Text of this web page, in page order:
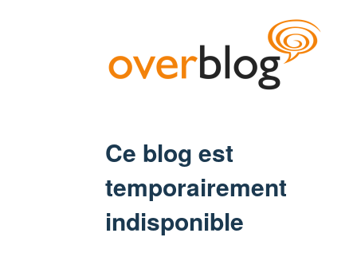
Ce blog est
temporairement
indisponible